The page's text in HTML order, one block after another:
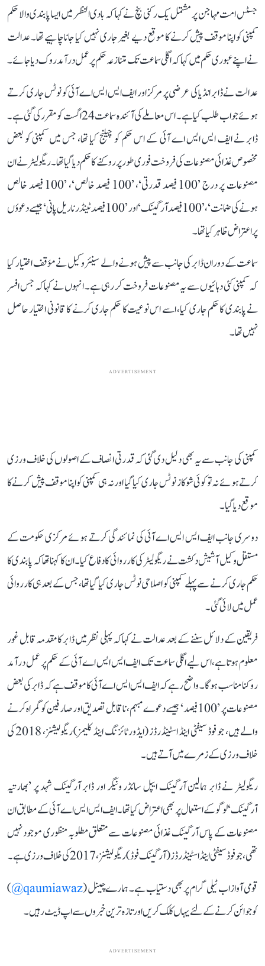
جسٹس امت مہاجن پر مشتمل یک رکنی بنچ نے کہا کہ بادی النظر میں ایسا پابندی والا حکم
کمپنی کو اپنا موقف پیش کرنے کا موقع دیے بغیر جاری نہیں کیا جانا چاہیے تھا۔ عدالت
نے اپنے عبوری حکم میں کہا کہ اگلی سماعت تک متنازعہ حکم پر عمل درآمد روک دیا جائے۔
عدالت نے ڈابر انڈیا کی عرضی پر مرکز اور ایف ایس ایس اے آئی کو نوٹس جاری کرتے
ہوئے جواب طلب کیا ہے۔ اس معاملے کی آئندہ سماعت 24 اگست کو مقرر کی گئی ہے۔
ڈابر نے ایف ایس ایس اے آئی کے اس حکم کو چیلنج کیا تھا، جس میں کمپنی کو بعض
مخصوص غذائی مصنوعات کی فروخت فوری طور پر روکنے کا حکم دیا گیا تھا۔ ریگولیٹر نے ان
مصنوعات پر درج ’100 فیصد قدرتی‘، ’100 فیصد خالص‘، ’100 فیصد خالص
ہونے کی ضمانت‘، ’100 فیصد آرگینک‘ اور ’100 فیصد ٹینڈر ناریل پانی‘ جیسے دعوؤں
پر اعتراض ظاہر کیا تھا۔
سماعت کے دوران ڈابر کی جانب سے پیش ہونے والے سینئر وکیل نے مؤقف اختیار کیا
کہ کمپنی کئی دہائیوں سے یہ مصنوعات فروخت کر رہی ہے۔ انہوں نے کہا کہ جس افسر
نے پابندی کا حکم جاری کیا، اسے اس نوعیت کا حکم جاری کرنے کا قانونی اختیار حاصل
نہیں تھا۔
ADVERTISEMENT
کمپنی کی جانب سے یہ بھی دلیل دی گئی کہ قدرتی انصاف کے اصولوں کی خلاف ورزی
کرتے ہوئے نہ تو کوئی شوکاز نوٹس جاری کیا گیا اور نہ ہی کمپنی کو اپنا موقف پیش کرنے کا
موقع دیا گیا۔
دوسری جانب ایف ایس ایس اے آئی کی نمائندگی کرتے ہوئے مرکزی حکومت کے
مستقل وکیل آشیش دکشت نے ریگولیٹر کی کارروائی کا دفاع کیا۔ ان کا کہنا تھا کہ پابندی کا
حکم جاری کرنے سے پہلے کمپنی کو اصلاحی نوٹس جاری کیا گیا تھا، جس کے بعد ہی کارروائی
عمل میں لائی گئی۔
فریقین کے دلائل سننے کے بعد عدالت نے کہا کہ پہلی نظر میں ڈابر کا مقدمہ قابل غور
معلوم ہوتا ہے، اس لیے اگلی سماعت تک ایف ایس ایس اے آئی کے حکم پر عمل درآمد
روکنا مناسب ہوگا۔ واضح رہے کہ ایف ایس ایس اے آئی کا موقف ہے کہ ڈابر کی بعض
مصنوعات پر ’100 فیصد‘ جیسے دعوے مبہم، ناقابل تصدیق اور صارفین کو گمراہ کرنے
والے ہیں، جو فوڈ سیفٹی اینڈ اسٹینڈرڈز (ایڈورٹائزنگ اینڈ کلیمز) ریگولیشنز، 2018 کی
خلاف ورزی کے زمرے میں آتے ہیں۔
ریگولیٹر نے ڈابر ہمالین آرگینک ایپل سائڈر ونیگر اور ڈابر آرگینک شہد پر ’بھارتیہ
آرگینک‘ لوگو کے استعمال پر بھی اعتراض کیا تھا۔ ایف ایس ایس اے آئی کے مطابق ان
مصنوعات کے پاس آرگینک غذائی مصنوعات سے متعلق مطلوبہ منظوری موجود نہیں
تھی، جو فوڈ سیفٹی اینڈ اسٹینڈرڈز (آرگینک فوڈ) ریگولیشنز، 2017 کی خلاف ورزی ہے۔
قومی آواز اب ٹیلی گرام پر بھی دستیاب ہے۔ ہمارے چینل (qaumiawaz@
)
کو جوائن کرنے کے لئے یہاں کلک کریں اور تازہ ترین خبروں سے اپ ڈیٹ رہیں۔
ADVERTISEMENT